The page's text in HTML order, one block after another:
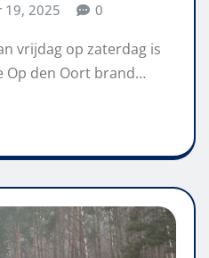
19, 2025 0
vrijdag op zaterdag is
Op den Oort brand…